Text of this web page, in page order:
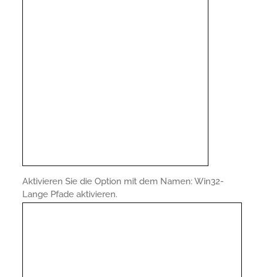
Aktivieren Sie die Option mit dem Namen: Win32-
Lange Pfade aktivieren.